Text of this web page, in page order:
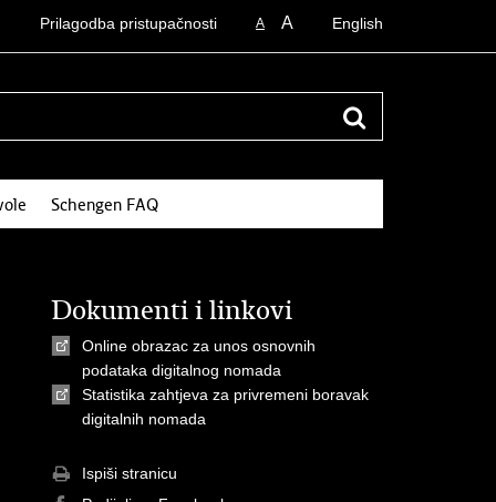
English
A A
Prilagodba pristupačnosti
Schengen FAQ
Dokumenti i linkovi
Online obrazac za unos osnovnih
podataka digitalnog nomada
Statistika zahtjeva za privremeni boravak
digitalnih nomada
Ispiši stranicu